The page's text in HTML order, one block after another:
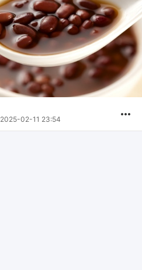
2025-02-11 23:54